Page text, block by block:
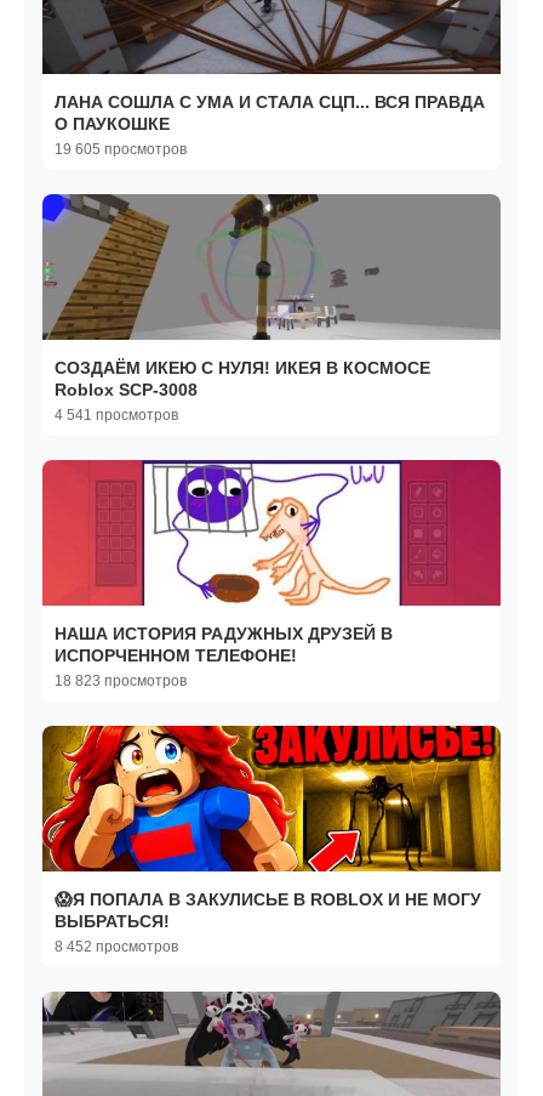
ЛАНА СОШЛА С УМА И СТАЛА СЦП... ВСЯ ПРАВДА
О ПАУКОШКЕ
19 605 просмотров
СОЗДАЁМ ИКЕЮ С НУЛЯ! ИКЕЯ В КОСМОСЕ
Roblox SCP-3008
4 541 просмотров
НАША ИСТОРИЯ РАДУЖНЫХ ДРУЗЕЙ В
ИСПОРЧЕННОМ ТЕЛЕФОНЕ!
18 823 просмотров
😱Я ПОПАЛА В ЗАКУЛИСЬЕ В ROBLOX И НЕ МОГУ
ВЫБРАТЬСЯ!
8 452 просмотров